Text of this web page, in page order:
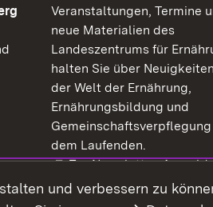
Fenster)
in neuem Fenster)
Veranstaltungen, Termine
neue Materialien des
Landeszentrums für
halten Sie über
der Welt der Ernährung,
Ernährungsbildung und
dem Laufenden.
Extern:
Zur Newsletter-
Newsletter-Archiv
und verbessern zu